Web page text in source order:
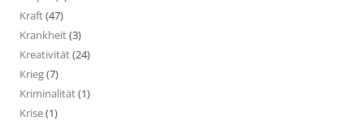
Kraft(47)
Krankheit(3)
Kreativität(24)
Krieg(7)
Kriminalität(1)
Krise(1)